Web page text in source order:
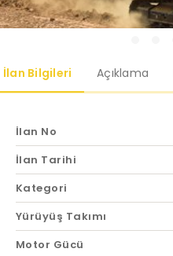
İlan Bilgileri Açıklama
İlan No
İlan Tarihi
Kategori
Yürüyüş Takımı
Motor Gücü